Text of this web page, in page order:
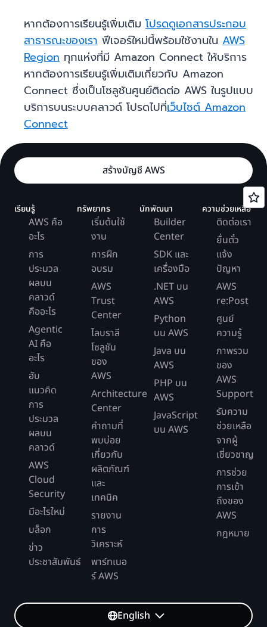
หากต้องการเรียนรู้เพิ่มเติม โปรดดูเอกสารประกอบ
สาธารณะของเรา ฟีเจอร์ใหม่นี้พร้อมใช้งานใน AWS
Region ทุกแห่งที่มี Amazon Connect ให้บริการ
หากต้องการเรียนรู้เพิ่มเติมเกี่ยวกับ Amazon
Connect ซึ่งเป็นโซลูชันศูนย์ติดต่อ AWS ในรูปแบบ
บริการบนระบบคลาวด์ โปรดไปที่เว็บไซต์ Amazon
Connect
สร้างบัญชี AWS
เรียนรู้
AWS คือ
อะไร
การ
ประมวล
ผลบน
คลาวด์
คืออะไร
Agentic
AI คือ
อะไร
ฮับ
แนวคิด
การ
ประมวล
ผลบน
คลาวด์
AWS
Cloud
Security
มีอะไรใหม่
บล็อก
ข่าว
ประชาสัมพันธ์
ทรัพยากร
เริ่มต้นใช้
งาน
การฝึก
อบรม
AWS
Trust
Center
ไลบราลี
โซลูชัน
ของ
AWS
Architecture
Center
คำถามที่
พบบ่อย
เกี่ยวกับ
ผลิตภัณฑ์
และ
เทคนิค
รายงาน
การ
วิเคราะห์
พาร์ทเนอ
ร์ AWS
นักพัฒนา
Builder
Center
SDK และ
เครื่องมือ
.NET บน
AWS
Python
บน AWS
Java บน
AWS
PHP บน
AWS
JavaScript
บน AWS
ความช่วยเหลือ
ติดต่อเรา
ยื่นตั๋ว
แจ้ง
ปัญหา
AWS
re:Post
ศูนย์
ความรู้
ภาพรวม
ของ
AWS
Support
รับความ
ช่วยเหลือ
จากผู้
เชี่ยวชาญ
การช่วย
การเข้า
ถึงของ
AWS
กฎหมาย
English